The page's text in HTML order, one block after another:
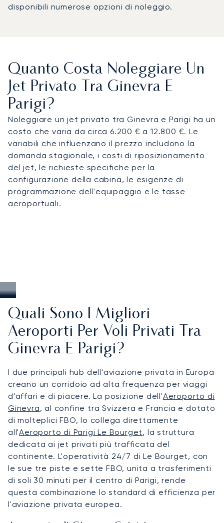
disponibili numerose opzioni di noleggio.
Quanto Costa Noleggiare Un
Jet Privato Tra Ginevra E
Parigi?
Noleggiare un jet privato tra Ginevra e Parigi ha un
costo che varia da circa 6.200 € a 12.800 €. Le
variabili che influenzano il prezzo includono la
domanda stagionale, i costi di riposizionamento
del jet, le richieste specifiche per la
configurazione della cabina, le esigenze di
programmazione dell'equipaggio e le tasse
aeroportuali.
Quali Sono I Migliori
Aeroporti Per Voli Privati Tra
Ginevra E Parigi?
I due principali hub dell'aviazione privata in Europa
creano un corridoio ad alta frequenza per viaggi
d'affari e di piacere. La posizione dell'Aeroporto di
Ginevra, al confine tra Svizzera e Francia e dotato
di molteplici FBO, lo collega direttamente
all'Aeroporto di Parigi Le Bourget, la struttura
dedicata ai jet privati più trafficata del
continente. L'operatività 24/7 di Le Bourget, con
le sue tre piste e sette FBO, unita a trasferimenti
di soli 30 minuti per il centro di Parigi, rende
questa combinazione lo standard di efficienza per
l'aviazione privata europea.